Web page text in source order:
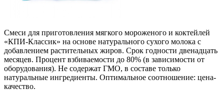
Смеси для приготовления мягкого мороженого и коктейлей
«КПИ-Классик» на основе натурального сухого молока с
добавлением растительных жиров. Срок годности двенадцать
месяцев. Процент взбиваемости до 80% (в зависимости от
оборудования). Не содержат ГМО, в составе только
натуральные ингредиенты. Оптимальное соотношение: цена-
качество.